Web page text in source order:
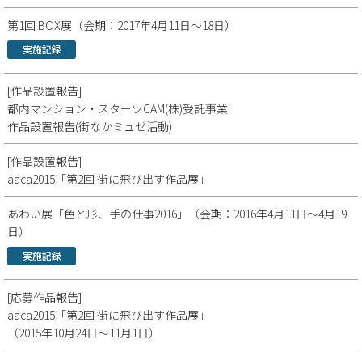
第1回 BOX展（会期：2017年4月11日～18日）
実施記録
[作品設置報告]
都内マンション・スターツCAM(株)受託事業
作品設置報告(街なかミュゼ活動)
[作品設置報告]
aaca2015「第2回 街に飛び出す作品展」
あわい展「色と形、手の仕事2016」（会期：2016年4月11日～4月19
日）
実施記録
[応募作品報告]
aaca2015「第2回 街に飛び出す作品展」
（2015年10月24日～11月1日）